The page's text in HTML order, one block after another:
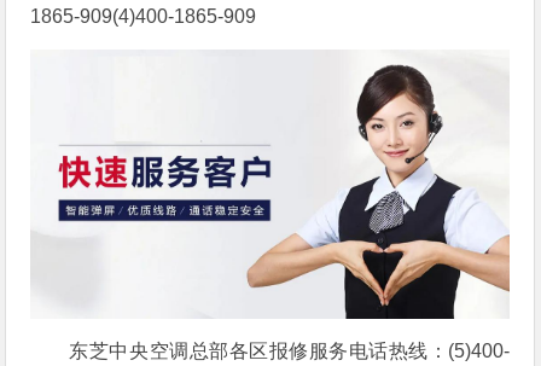
1865-909(4)400-1865-909
东芝中央空调总部各区报修服务电话热线：(5)400-